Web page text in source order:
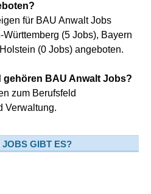
für BAU Anwalt Jobs
(5 Jobs), Bayern
(0 Jobs) angeboten.
BAU Anwalt Jobs?
zum Berufsfeld
Verwaltung.
JOBS GIBT ES?